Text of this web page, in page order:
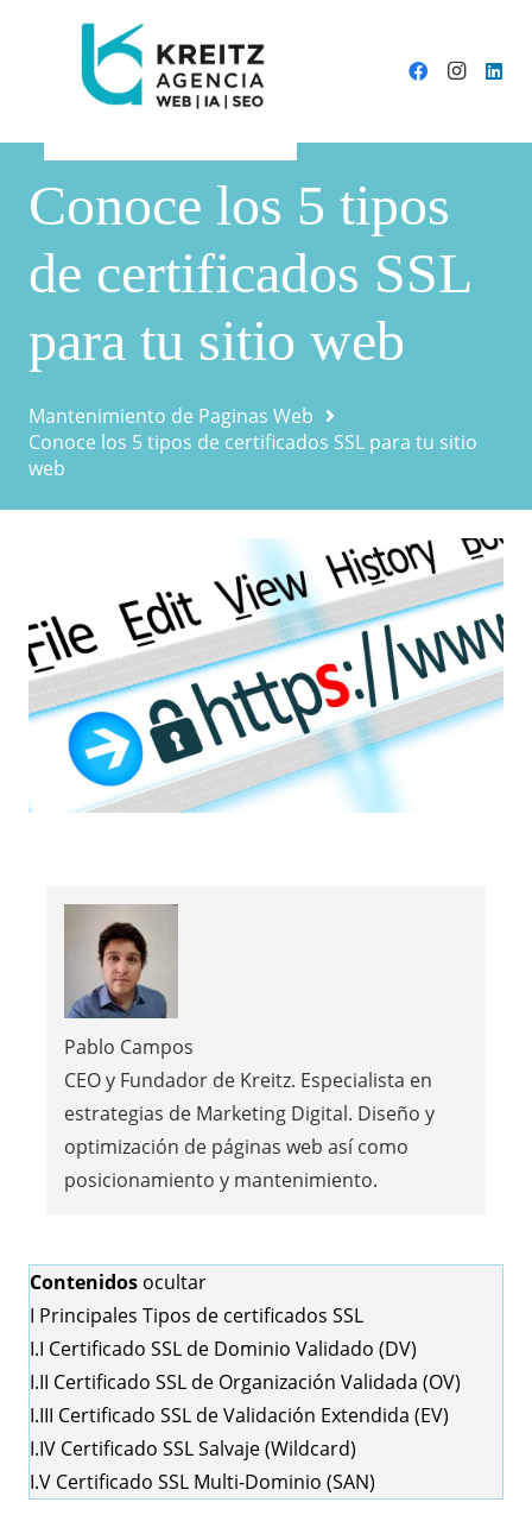
Conoce los 5 tipos
de certificados SSL
para tu sitio web
Mantenimiento de Paginas Web
Conoce los 5 tipos de certificados SSL para tu sitio
web
Pablo Campos
CEO y Fundador de Kreitz. Especialista en
estrategias de Marketing Digital. Diseño y
optimización de páginas web así como
posicionamiento y mantenimiento.
Contenidos ocultar
I Principales Tipos de certificados SSL
I.I Certificado SSL de Dominio Validado (DV)
I.II Certificado SSL de Organización Validada (OV)
I.III Certificado SSL de Validación Extendida (EV)
I.IV Certificado SSL Salvaje (Wildcard)
I.V Certificado SSL Multi-Dominio (SAN)